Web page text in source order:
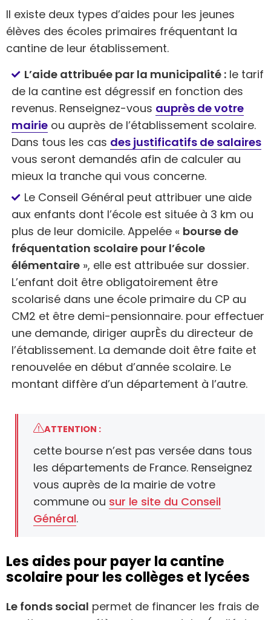
Il existe deux types d’aides pour les jeunes
élèves des écoles primaires fréquentant la
cantine de leur établissement.
L’aide attribuée par la municipalité : le tarif
de la cantine est dégressif en fonction des
revenus. Renseignez-vous auprès de votre
mairie ou auprès de l’établissement scolaire.
Dans tous les cas des justificatifs de salaires
vous seront demandés afin de calculer au
mieux la tranche qui vous concerne.
Le Conseil Général peut attribuer une aide
aux enfants dont l’école est située à 3 km ou
plus de leur domicile. Appelée « bourse de
fréquentation scolaire pour l’école
élémentaire », elle est attribuée sur dossier.
L’enfant doit être obligatoirement être
scolarisé dans une école primaire du CP au
CM2 et être demi-pensionnaire. pour effectuer
une demande, diriger auprÈs du directeur de
l’établissement. La demande doit être faite et
renouvelée en début d’année scolaire. Le
montant diffère d’un département à l’autre.
ATTENTION :
cette bourse n’est pas versée dans tous
les départements de France. Renseignez
vous auprès de la mairie de votre
commune ou sur le site du Conseil
Général.
Les aides pour payer la cantine
scolaire pour les collèges et lycées
Le fonds social permet de financer les frais de